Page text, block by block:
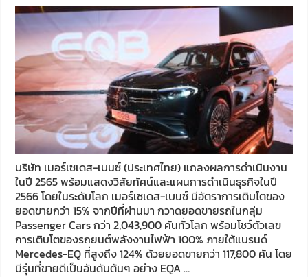
บริษัท เมอร์เซเดส-เบนซ์ (ประเทศไทย) แถลงผลการดำเนินงาน
ในปี 2565 พร้อมแสดงวิสัยทัศน์และแผนการดำเนินธุรกิจในปี
2566 โดยในระดับโลก เมอร์เซเดส-เบนซ์ มีอัตราการเติบโตของ
ยอดขายกว่า 15% จากปีที่ผ่านมา กวาดยอดขายรถในกลุ่ม
Passenger Cars กว่า 2,043,900 คันทั่วโลก พร้อมโชว์ตัวเลข
การเติบโตของรถยนต์พลังงานไฟฟ้า 100% ภายใต้แบรนด์
Mercedes-EQ ที่สูงถึง 124% ด้วยยอดขายกว่า 117,800 คัน โดย
มีรุ่นที่ขายดีเป็นอันดับต้นๆ อย่าง EQA …